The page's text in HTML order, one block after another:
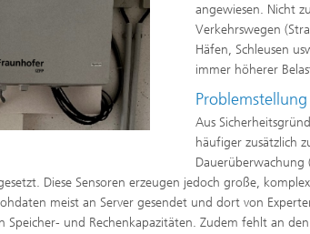
angewiesen. Nicht
Verkehrswegen
Häfen, Schleusen
immer höherer
Problemstellung
Aus
häufiger zusätzlich
Dauerüberwachung
Diese Sensoren erzeugen jedoch große,
meist an Server gesendet und dort von
Speicher- und Rechenkapazitäten. Zudem fehlt an